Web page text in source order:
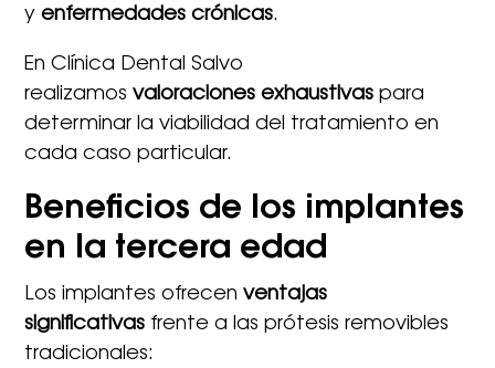
yenfermedades crónicas.
En Clínica Dental Salvo
realizamosvaloraciones exhaustivas para
determinar la viabilidad del tratamiento en
cada caso particular.
Beneficios de los implantes
en la tercera edad
Los implantes ofrecenventajas
significativas frente a las prótesis removibles
tradicionales: